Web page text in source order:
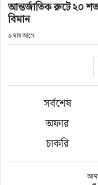
ভিডিও
আন্তর্জাতিক রুটে ২০
বিমান
৯ মাস আগে
সর্বশেষ
অফার
চাকরি